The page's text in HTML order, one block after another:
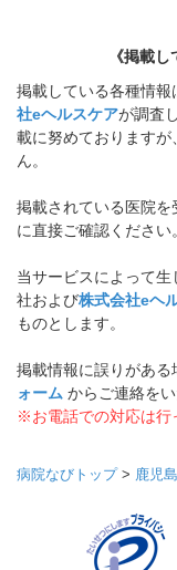
《掲載
掲載している各種情
社eヘルスケアが調査
載に努めております
ん。
掲載されている医院
に直接ご確認ください。
当サービスによって
社および株式会社eヘ
ものとします。
掲載情報に誤りがある
ォーム からご連絡を
※お電話での対応は行
病院なびトップ> 鹿児